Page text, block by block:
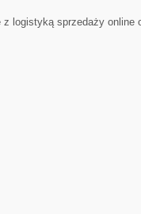
logistyką sprzedaży online